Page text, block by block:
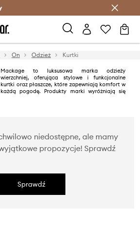
z Answear Club >
On Odzież Kurtki
Mackage to luksusowa marka odzieży
wierzchniej, oferująca stylowe i funkcjonalne
kurtki oraz płaszcze, które zapewniają komfort w
każdą pogodę. Produkty marki wyróżniają się
niedostępne, ale mamy
propozycje! Sprawdź
Sprawdź